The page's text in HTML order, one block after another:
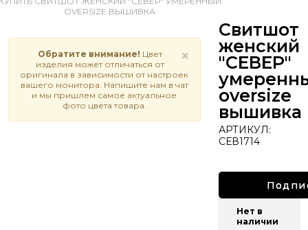
×
Обратите внимание! Цвет
изделия может отличаться от
оригинала в зависимости от настроек
вашего монитора. Напишите нам в чат
и мы пришлем самое актуальное
фото цвета товара.
Свитшот
женский
"СЕВЕР"
oversize
вышивка
АРТИКУЛ:
СЕВ1714
Нет в
наличии